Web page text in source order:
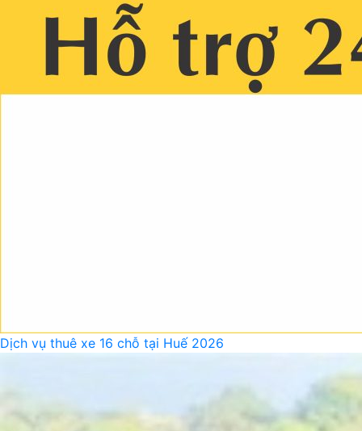
Dịch vụ thuê xe 16 chỗ tại Huế 2026